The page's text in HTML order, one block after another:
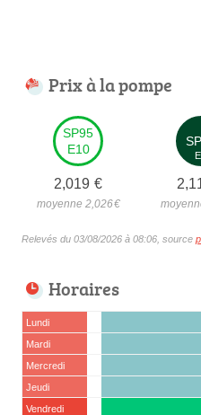
Prix à la pompe
SP95
E10
2,019 €
moyenne 2,026€
Relevés du 03/08/2026 à 08:06, source
Horaires
Lundi
Mardi
Mercredi
Jeudi
Vendredi